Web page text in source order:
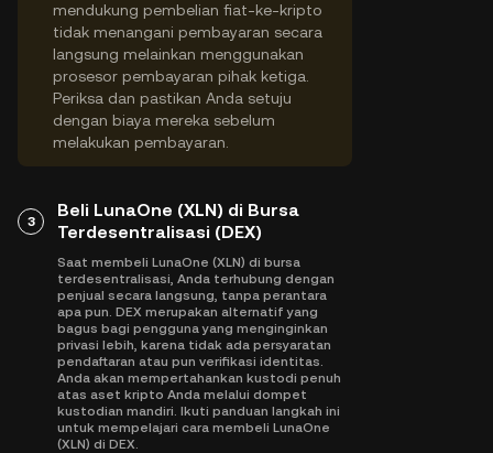
mendukung pembelian fiat-ke-kripto
tidak menangani pembayaran secara
langsung melainkan menggunakan
prosesor pembayaran pihak ketiga.
Periksa dan pastikan Anda setuju
dengan biaya mereka sebelum
melakukan pembayaran.
3
Beli LunaOne (XLN) di Bursa
Terdesentralisasi (DEX)
Saat membeli LunaOne (XLN) di bursa
terdesentralisasi, Anda terhubung dengan
penjual secara langsung, tanpa perantara
apa pun. DEX merupakan alternatif yang
bagus bagi pengguna yang menginginkan
privasi lebih, karena tidak ada persyaratan
pendaftaran atau pun verifikasi identitas.
Anda akan mempertahankan kustodi penuh
atas aset kripto Anda melalui dompet
kustodian mandiri. Ikuti panduan langkah ini
untuk mempelajari cara membeli LunaOne
(XLN) di DEX.